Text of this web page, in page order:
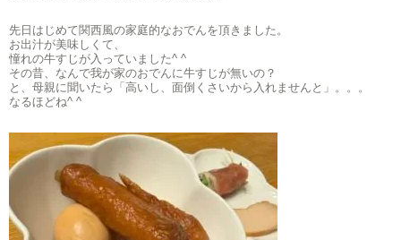
先日はじめて関西風の家庭的なおでんを頂きました。
お出汁が美味しくて、
憧れの牛すじが入っていました^ ^
その昔、なんで我が家のおでんに牛すじが無いの？
と、母親に聞いたら「高いし、面倒くさいから入れませんと」。。。
なるほどね^ ^